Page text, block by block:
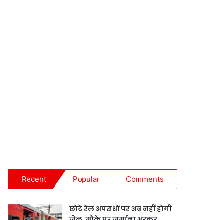
Recent Popular Comments
छोटे रेल अपराधों पर अब नहीं होगी